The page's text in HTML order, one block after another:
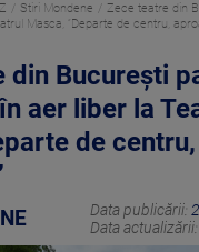
Stiri Mondene
Zece teatre din
Masca, ”Departe de centru,
din București
aer liber la
de
Data publicării:
Data actualizării: